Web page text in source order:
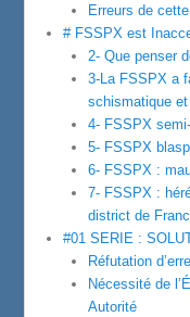
Erreurs de
# FSSPX est
2- Que penser
3-La FSSPX a
schismatique
4- FSSPX
5- FSSPX
6- FSSPX :
7- FSSPX :
district de
#01 SERIE :
Réfutation
Nécessité de
Autorité